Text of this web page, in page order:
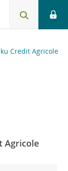
Credit Agricole
Agricole